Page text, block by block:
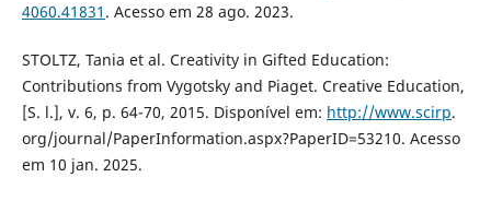
4060.41831 . Acesso em 28 ago. 2023.
STOLTZ, Tania et al. Creativity in Gifted Education:
Contributions from Vygotsky and Piaget. Creative Education,
[S. l.], v. 6, p. 64-70, 2015. Disponível em: http://www.scirp.
org/journal/PaperInformation.aspx?PaperID=53210. Acesso
em 10 jan. 2025.